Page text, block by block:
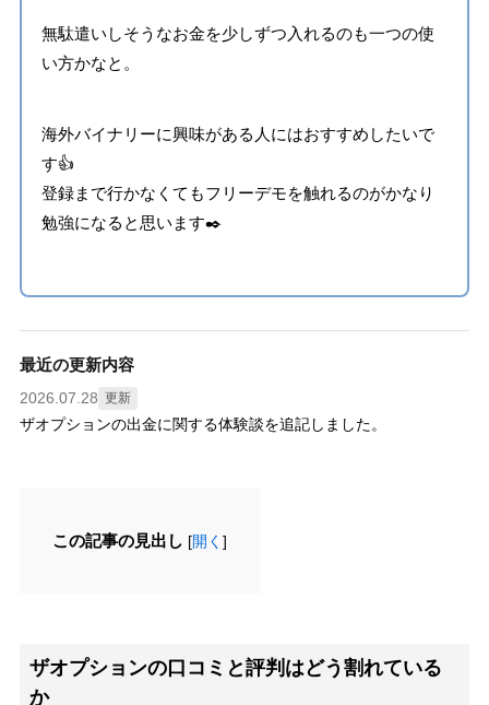
無駄遣いしそうなお金を少しずつ入れるのも一つの使
い方かなと。
海外バイナリーに興味がある人にはおすすめしたいで
す👍
登録まで行かなくてもフリーデモを触れるのがかなり
勉強になると思います✒️
最近の更新内容
2026.07.28 更新
ザオプションの出金に関する体験談を追記しました。
この記事の見出し [開く ]
ザオプションの口コミと評判はどう割れている
か